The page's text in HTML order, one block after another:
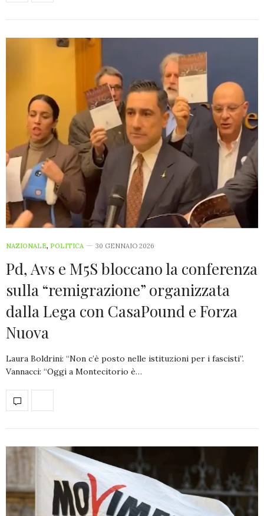
NAZIONALE, POLITICA 30 GENNAIO 2026
Pd, Avs e M5S bloccano la conferenza
sulla “remigrazione” organizzata
dalla Lega con CasaPound e Forza
Nuova
Laura Boldrini: “Non c’è posto nelle istituzioni per i fascisti”.
Vannacci: “Oggi a Montecitorio è…